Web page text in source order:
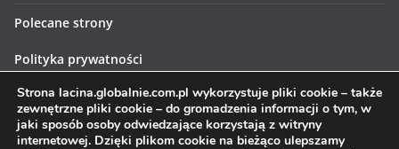
Polecane strony
Polityka prywatności
Polityka cookies
Strona lacina.globalnie.com.pl wykorzystuje pliki cookie – także
zewnętrzne pliki cookie – do gromadzenia informacji o tym, w
jaki sposób osoby odwiedzające korzystają z witryny
internetowej. Dzięki plikom cookie na bieżąco ulepszamy